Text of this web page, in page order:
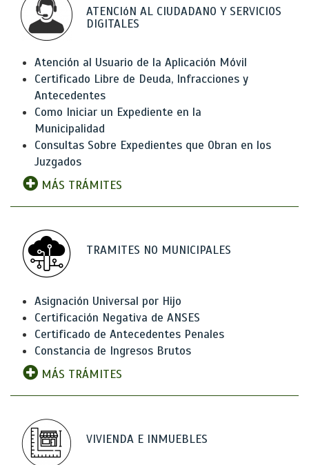
ATENCIóN AL CIUDADANO Y SERVICIOS
DIGITALES
Atención al Usuario de la Aplicación Móvil
Certificado Libre de Deuda, Infracciones y
Antecedentes
Como Iniciar un Expediente en la
Municipalidad
Consultas Sobre Expedientes que Obran en los
Juzgados
MÁS TRÁMITES
TRAMITES NO MUNICIPALES
Asignación Universal por Hijo
Certificación Negativa de ANSES
Certificado de Antecedentes Penales
Constancia de Ingresos Brutos
MÁS TRÁMITES
VIVIENDA E INMUEBLES